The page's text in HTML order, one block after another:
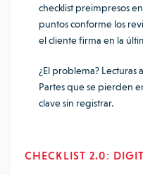
checklist preimpresos
puntos conforme los
el cliente firma en la
¿El problema? Lecturas
Partes que se pierden
clave sin registrar.
CHECKLIST 2.0: